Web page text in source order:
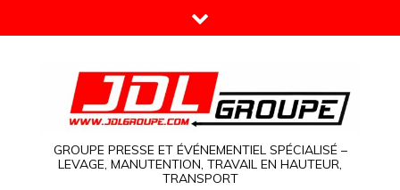
to
GROUPE PRESSE ET ÉVÉNEMENTIEL SPÉCIALISÉ –
LEVAGE, MANUTENTION, TRAVAIL EN HAUTEUR,
TRANSPORT